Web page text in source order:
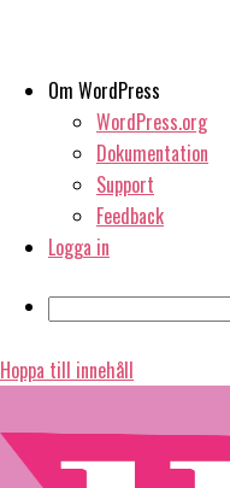
Om WordPress
WordPress.org
Dokumentation
Support
Feedback
Logga in
Hoppa till innehåll